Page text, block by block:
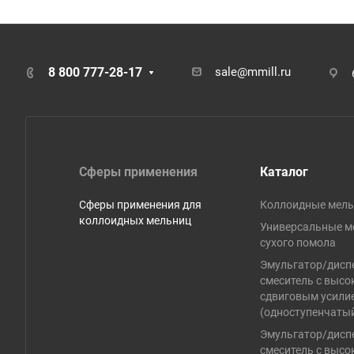
8 800 777-28-17 sale@mmill.ru
Сферы применения
Сферы применения для
коллоидных мельниц
Каталог
Коллоидные
Универсальные
сухого помола
Эмульгатор/
смеситель с
сдвиговым
Эмульгатор/
смеситель с